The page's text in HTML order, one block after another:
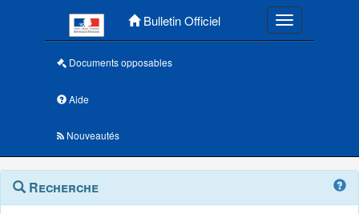
Bulletin Officiel Toggle
Documents opposables
Aide
Nouveautés
Navigation
Menu
contextuel
Recherche